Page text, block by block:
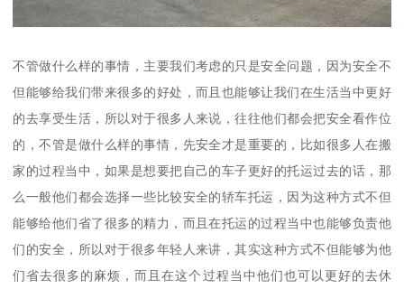
不管做什么样的事情，主要我们考虑的只是安全问题，因为安全不
但能够给我们带来很多的好处，而且也能够让我们在生活当中更好
的去享受生活，所以对于很多人来说，往往他们都会把安全看作位
的，不管是做什么样的事情，先安全才是重要的，比如很多人在搬
家的过程当中，如果是想要把自己的车子更好的托运过去的话，那
么一般他们都会选择一些比较安全的轿车托运，因为这种方式不但
能够给他们省了很多的精力，而且在托运的过程当中也能够负责他
们的安全，所以对于很多年轻人来讲，其实这种方式不但能够为他
们省去很多的麻烦，而且在这个过程当中他们也可以更好的去休